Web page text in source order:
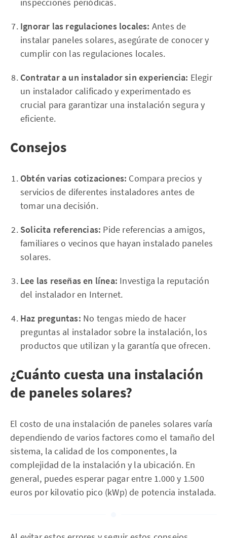
Ignorar las regulaciones locales: Antes de
instalar paneles solares, asegúrate de conocer y
cumplir con las regulaciones locales.
Contratar a un instalador sin experiencia: Elegir
un instalador calificado y experimentado es
crucial para garantizar una instalación segura y
eficiente.
Consejos
Obtén varias cotizaciones: Compara precios y
servicios de diferentes instaladores antes de
tomar una decisión.
Solicita referencias: Pide referencias a amigos,
familiares o vecinos que hayan instalado paneles
solares.
Lee las reseñas en línea: Investiga la reputación
del instalador en Internet.
Haz preguntas: No tengas miedo de hacer
preguntas al instalador sobre la instalación, los
productos que utilizan y la garantía que ofrecen.
¿Cuánto cuesta una instalación
de paneles solares?
El costo de una instalación de paneles solares varía
dependiendo de varios factores como el tamaño del
sistema, la calidad de los componentes, la
complejidad de la instalación y la ubicación. En
general, puedes esperar pagar entre 1.000 y 1.500
euros por kilovatio pico (kWp) de potencia instalada.